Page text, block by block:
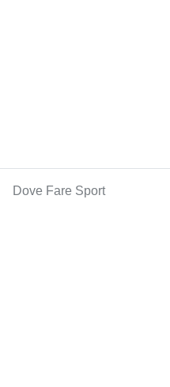
Dove Fare Sport